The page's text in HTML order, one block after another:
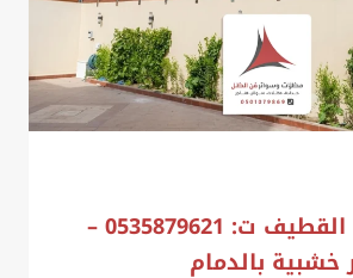
سواتر خشب القطيف ت: 0535879621 –
بالدمام